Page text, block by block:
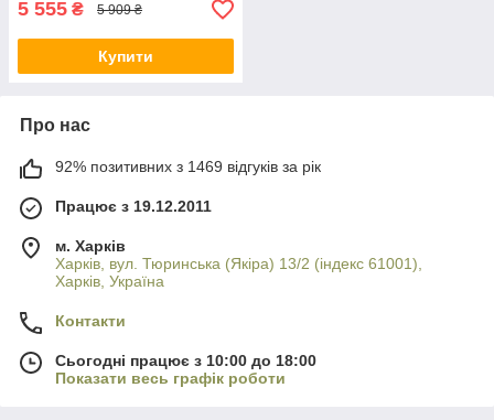
5 555 ₴ 5 909 ₴
Купити
Про нас
92% позитивних з 1469 відгуків за рік
Працює з 19.12.2011
м. Харків
Харків, вул. Тюринська (Якіра) 13/2 (індекс 61001),
Харків, Україна
Контакти
Сьогодні працює з 10:00 до 18:00
Показати весь графік роботи